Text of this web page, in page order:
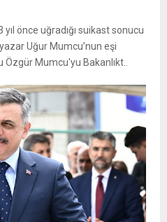
yıl önce uğradığı suikast sonucu
Uğur Mumcu’nun eşi
Mumcu'yu Bakanlıkt..